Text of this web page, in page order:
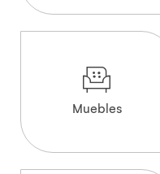
Muebles